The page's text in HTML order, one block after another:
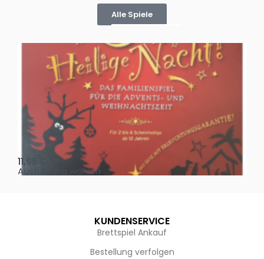
Alle Spiele
Oh, heilige Nacht!
11,95
Ausführung wählen
KUNDENSERVICE
Brettspiel Ankauf
Bestellung verfolgen